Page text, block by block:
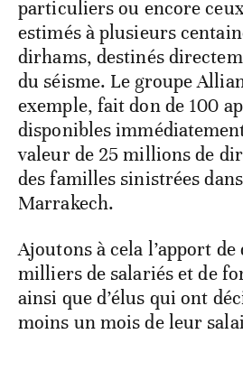
particuliers ou encore
estimés à plusieurs
dirhams, destinés
du séisme. Le groupe
exemple, fait don de 100
disponibles
valeur de 25 millions de
des familles sinistrées
Marrakech.
Ajoutons à cela l’apport de
milliers de salariés et de
ainsi que d’élus qui ont
moins un mois de leur